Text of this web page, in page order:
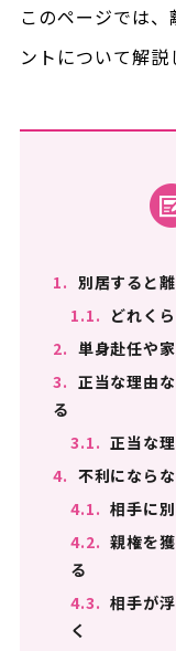
このページでは
ントについて解説
1. 別居すると
1.1. どれく
2. 単身赴任や
3. 正当な理由
る
3.1. 正当な
4. 不利になら
4.1. 相手に
4.2. 親権を
る
4.3. 相手が
く